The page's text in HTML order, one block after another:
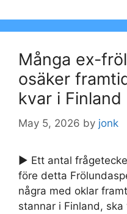
Många ex-
osäker
kvar i Finland
May 5, 2026 by jonk
► Ett antal
före detta
några med oklar
stannar i Finland,